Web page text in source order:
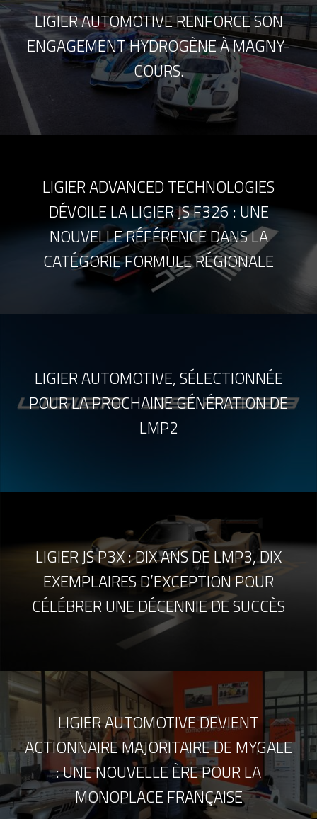
LIGIER AUTOMOTIVE RENFORCE SON
ENGAGEMENT HYDROGÈNE À MAGNY-
COURS.
LIGIER ADVANCED TECHNOLOGIES
DÉVOILE LA LIGIER JS F326 : UNE
NOUVELLE RÉFÉRENCE DANS LA
CATÉGORIE FORMULE RÉGIONALE
LIGIER AUTOMOTIVE, SÉLECTIONNÉE
POUR LA PROCHAINE GÉNÉRATION DE
LMP2
LIGIER JS P3X : DIX ANS DE LMP3, DIX
EXEMPLAIRES D’EXCEPTION POUR
CÉLÉBRER UNE DÉCENNIE DE SUCCÈS
LIGIER AUTOMOTIVE DEVIENT
ACTIONNAIRE MAJORITAIRE DE MYGALE
: UNE NOUVELLE ÈRE POUR LA
MONOPLACE FRANÇAISE